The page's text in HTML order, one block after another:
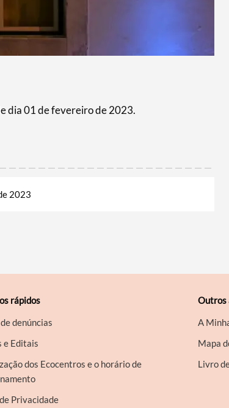
dia 01 de fevereiro de 2023.
2023
rápidos
denúncias
e Editais
dos Ecocentros e o horário de
Privacidade
Outros
A
Mapa
Livro